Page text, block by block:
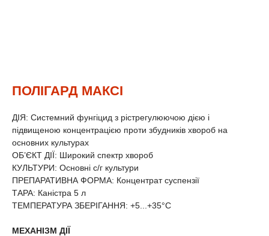
ПОЛІГАРД МАКСІ
ДІЯ: Системний фунгіцид з рістрегулюючою дією і
підвищеною концентрацією проти збудників хвороб на
основних культурах
ОБ’ЄКТ ДІЇ: Широкий спектр хвороб
КУЛЬТУРИ: Основні с/г культури
ПРЕПАРАТИВНА ФОРМА: Концентрат суспензії
ТАРА: Каністра 5 л
ТЕМПЕРАТУРА ЗБЕРІГАННЯ: +5...+35°С
МЕХАНІЗМ ДІЇ